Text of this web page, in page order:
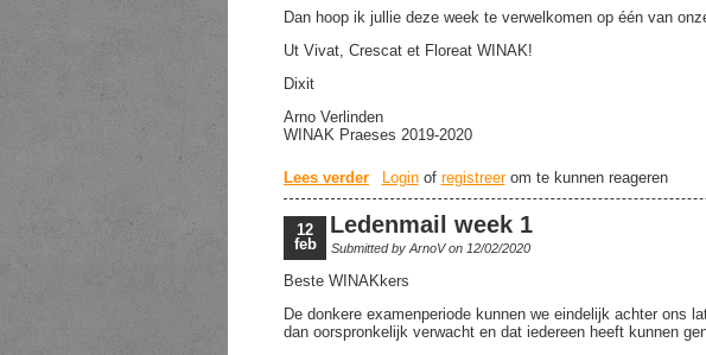
Dan hoop ik jullie deze week te verwelkomen op één van
Ut Vivat, Crescat et Floreat WINAK!
Dixit
Arno Verlinden
WINAK Praeses 2019-2020
Lees verder over Ledenmail week 2
Loginof registreerom te kunnen reageren
12
feb
Ledenmail week 1
Submitted by ArnoVon 12/02/2020
Beste WINAKkers
De donkere examenperiode kunnen we eindelijk achter ons
dan oorspronkelijk verwacht en dat iedereen heeft kunnen